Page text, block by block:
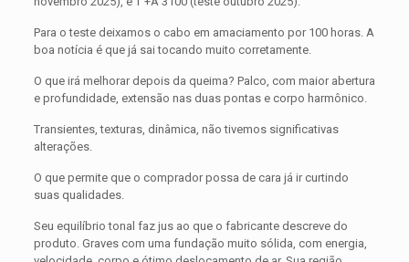
Para o teste deixamos o cabo em amaciamento por 100 horas. A
boa notícia é que já sai tocando muito corretamente.
O que irá melhorar depois da queima? Palco, com maior abertura
e profundidade, extensão nas duas pontas e corpo harmônico.
Transientes, texturas, dinâmica, não tivemos significativas
alterações.
O que permite que o comprador possa de cara já ir curtindo
suas qualidades.
Seu equilíbrio tonal faz jus ao que o fabricante descreve do
produto. Graves com uma fundação muito sólida, com energia,